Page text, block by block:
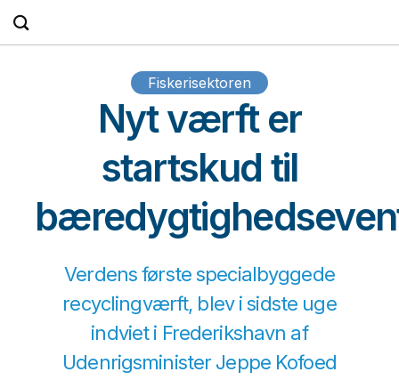
Fortsæt
Fiskerisektoren
Nyt værft er
startskud til
Verdens første specialbyggede
recyclingværft, blev i sidste uge
indviet i Frederikshavn af
Udenrigsminister Jeppe Kofoed